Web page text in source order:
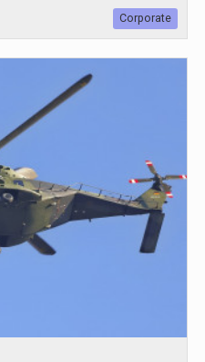
Corporate